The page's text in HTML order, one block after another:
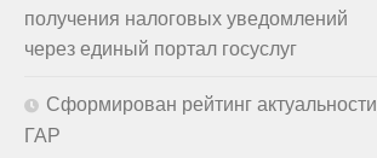
получения налоговых уведомлений
через единый портал госуслуг
Сформирован рейтинг актуальности
ГАР